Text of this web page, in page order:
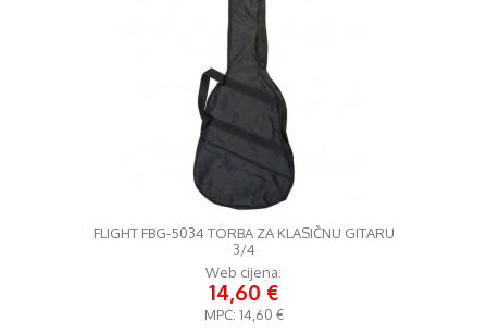
FLIGHT FBG-5034 TORBA ZA KLASIČNU GITARU
3/4
Web cijena:
14,60 €
MPC: 14,60 €